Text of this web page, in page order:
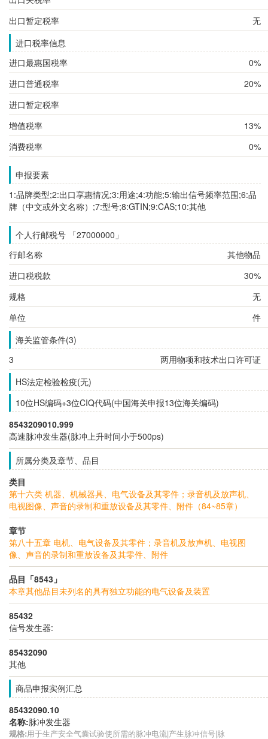
出口暂定税率
无
进口税率信息
进口最惠国税率
0%
进口普通税率
20%
进口暂定税率
增值税率
13%
消费税率
0%
申报要素
1:品牌类型;2:出口享惠情况;3:用途;4:功能;5:输出信号频率范围;6:品
牌（中文或外文名称）;7:型号;8:GTIN;9:CAS;10:其他
个人行邮税号 「27000000」
行邮名称
其他物品
进口税税款
30%
规格
无
单位
件
海关监管条件(3)
3
两用物项和技术出口许可证
HS法定检验检疫(无)
10位HS编码+3位CIQ代码(中国海关申报13位海关编码)
8543209010.999
高速脉冲发生器(脉冲上升时间小于500ps)
所属分类及章节、品目
类目
第十六类 机器、机械器具、电气设备及其零件；录音机及放声机、
电视图像、声音的录制和重放设备及其零件、附件（84~85章）
章节
第八十五章 电机、电气设备及其零件；录音机及放声机、电视图
像、声音的录制和重放设备及其零件、附件
品目「8543」
本章其他品目未列名的具有独立功能的电气设备及装置
85432
信号发生器:
85432090
其他
商品申报实例汇总
85432090.10
名称:脉冲发生器
规格:用于生产安全气囊试验使所需的脉冲电流|产生脉冲信号|脉